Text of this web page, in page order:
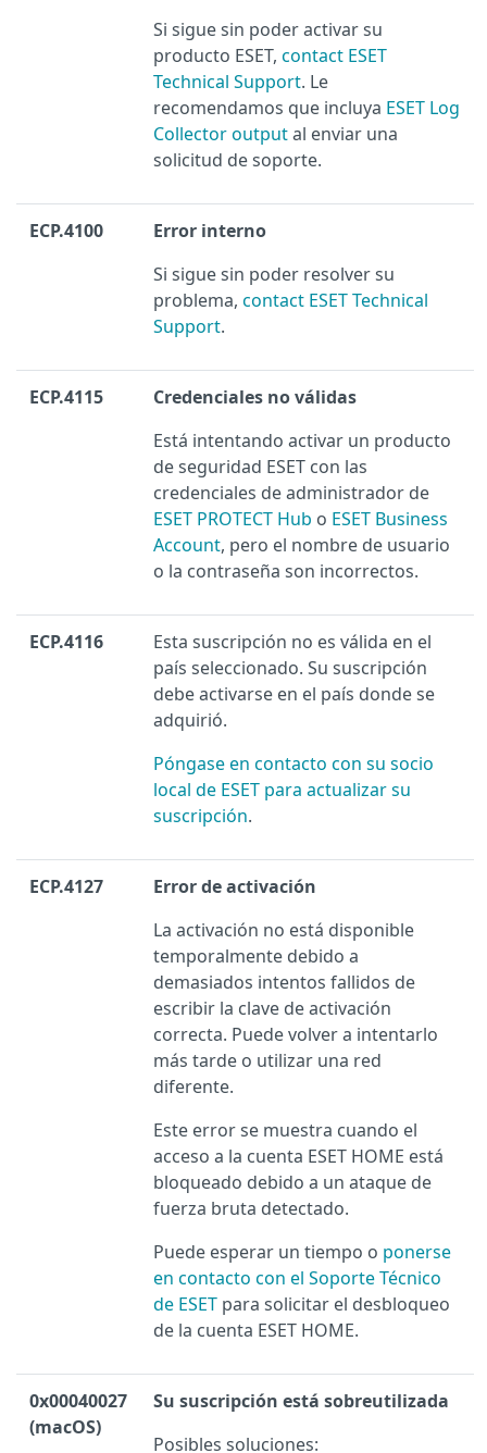
Si sigue sin poder activar su
producto ESET, contact ESET
Technical Support. Le
recomendamos que incluya ESET Log
Collector outputal enviar una
solicitud de soporte.
ECP.4100
Error interno
Si sigue sin poder resolver su
problema, contact ESET Technical
Support.
ECP.4115
Credenciales no válidas
Está intentando activar un producto
de seguridad ESET con las
credenciales de administrador de
ESET PROTECT Hub o ESET Business
Account, pero el nombre de usuario
o la contraseña son incorrectos.
ECP.4116
Esta suscripción no es válida en el
país seleccionado. Su suscripción
debe activarse en el país donde se
adquirió.
Póngase en contacto con su socio
local de ESET para actualizar su
suscripción.
ECP.4127
Error de activación
La activación no está disponible
temporalmente debido a
demasiados intentos fallidos de
escribir la clave de activación
correcta. Puede volver a intentarlo
más tarde o utilizar una red
diferente.
Este error se muestra cuando el
acceso a la cuenta ESET HOME está
bloqueado debido a un ataque de
fuerza bruta detectado.
Puede esperar un tiempo o ponerse
en contacto con el Soporte Técnico
de ESET para solicitar el desbloqueo
de la cuenta ESET HOME.
0x00040027
(macOS)
Su suscripción está sobreutilizada
Posibles soluciones: